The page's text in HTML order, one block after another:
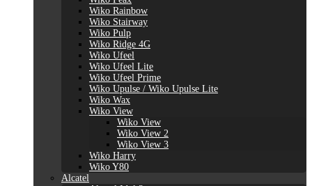
Wiko Rainbow
Wiko Stairway
Wiko Pulp
Wiko Ridge 4G
Wiko Ufeel
Wiko Ufeel Lite
Wiko Ufeel Prime
Wiko Upulse / Wiko Upulse Lite
Wiko Wax
Wiko View
Wiko View
Wiko View 2
Wiko View 3
Wiko Harry
Wiko Y80
Alcatel